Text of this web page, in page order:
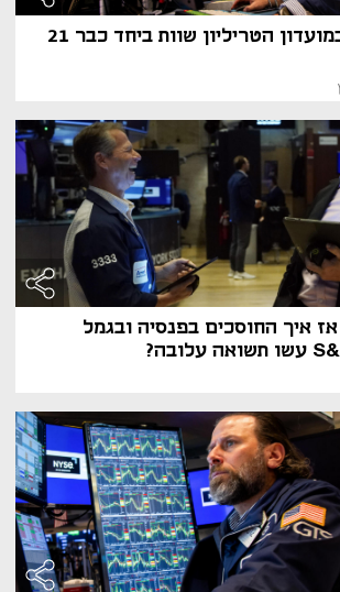
8 ענקיות הטק במועדון הטריליון שוות ביחד כבר 21
איך החוסכים בפנסיה ובגמל